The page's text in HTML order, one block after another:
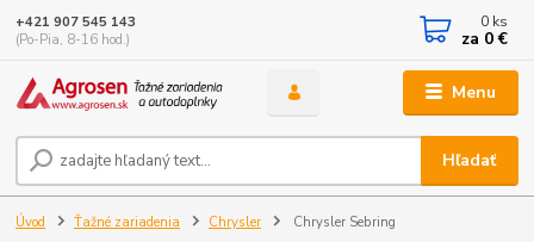
Menu
Hľadať
+421 907 545 143
(Po-Pia, 8-16 hod.)
0 ks
za 0 €
Úvod Ťažné zariadenia Chrysler Chrysler Sebring